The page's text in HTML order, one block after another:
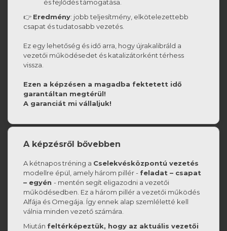
és fejlődés támogatása.
👉 Eredmény: jobb teljesítmény, elkötelezettebb
csapat és tudatosabb vezetés.
Ez egy lehetőség és idő arra, hogy újrakalibráld a
vezetői működésedet és katalizátorként térhess
vissza.
Ezen a képzésen a magadba fektetett idő
garantáltan megtérül!
A garanciát mi vállaljuk!
A képzésről bővebben
A kétnapos tréning a Cselekvésközpontú vezetés
modellre épül, amely három pillér - feladat – csapat
– egyén - mentén segít eligazodni a vezetői
működésedben. Ez a három pillér a vezetői működés
Alfája és Omegája. Így ennek alap szemléletté kell
válnia minden vezető számára.
Miután feltérképeztük, hogy az aktuális vezetői